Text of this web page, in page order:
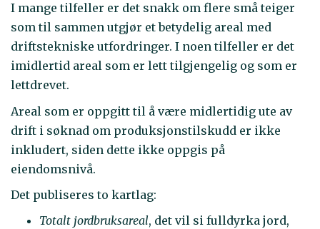
I mange tilfeller er det snakk om flere små teiger
som til sammen utgjør et betydelig areal med
driftstekniske utfordringer. I noen tilfeller er det
imidlertid areal som er lett tilgjengelig og som er
lettdrevet.
Areal som er oppgitt til å være midlertidig ute av
drift i søknad om produksjonstilskudd er ikke
inkludert, siden dette ikke oppgis på
eiendomsnivå.
Det publiseres to kartlag:
Totalt jordbruksareal, det vil si fulldyrka jord,